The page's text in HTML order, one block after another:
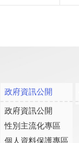
政府資訊公開
政府資訊公開
性別主流化專區
個人資料保護專區